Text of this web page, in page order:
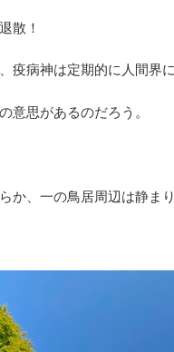
散！
疫病神は定期的に人間界に
意思があるのだろう。
か、一の鳥居周辺は静ま